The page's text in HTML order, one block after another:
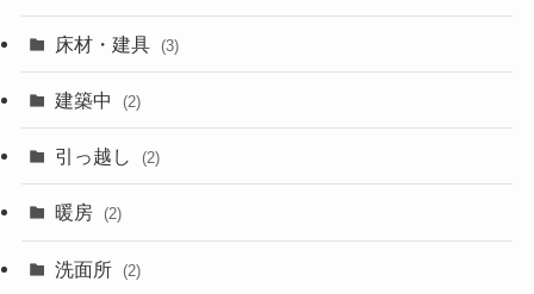
床材・建具 (3)
建築中 (2)
引っ越し (2)
暖房 (2)
洗面所 (2)